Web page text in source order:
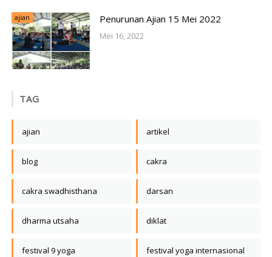
ajian Penurunan Ajian 15 Mei 2022
Mei 16, 2022
TAG
ajian artikel
blog cakra
cakra swadhisthana darsan
dharma utsaha diklat
festival 9 yoga
festival yoga internasional